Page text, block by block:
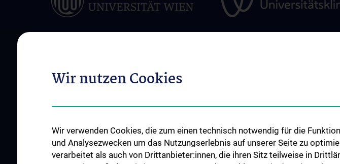
ÜBER UNS
Allgemeine Informationen
Spezialambulanzen
Bettenstationen
INFORMATIONEN FÜR
PATIENT:INNEN
Zusammenarbeit
Patient:innenzimmer
Serviceleistungen
ARGE Aszmann
ARGE Placheta-
Wir nutzen Cookies
Wir verwenden Cookies, die zum einen technisch notwendig für die
und Analysezwecken um das Nutzungserlebnis auf unserer Seite zu
verarbeitet als auch von Drittanbieter:innen, die ihren Sitz teilweise in